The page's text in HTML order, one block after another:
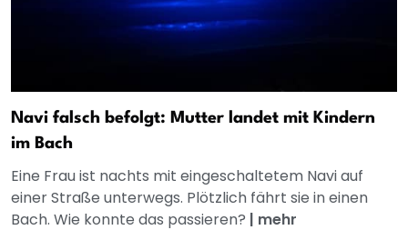
Navi falsch befolgt: Mutter landet mit Kindern
im Bach
Eine Frau ist nachts mit eingeschaltetem Navi auf
einer Straße unterwegs. Plötzlich fährt sie in einen
Bach. Wie konnte das passieren? | mehr